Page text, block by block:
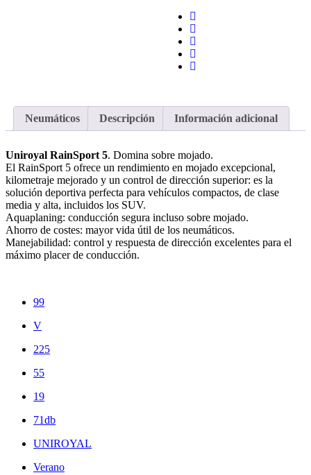
Neumáticos Descripción Información adicional
Uniroyal RainSport 5. Domina sobre mojado.
El RainSport 5 ofrece un rendimiento en mojado excepcional,
kilometraje mejorado y un control de dirección superior: es la
solución deportiva perfecta para vehículos compactos, de clase
media y alta, incluidos los SUV.
Aquaplaning: conducción segura incluso sobre mojado.
Ahorro de costes: mayor vida útil de los neumáticos.
Manejabilidad: control y respuesta de dirección excelentes para el
máximo placer de conducción.
99
V
225
55
19
71db
UNIROYAL
Verano